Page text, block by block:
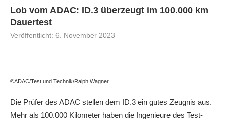
Lob vom ADAC: ID.3 überzeugt im 100.000 km
Dauertest
Veröffentlicht: 6. November 2023
©ADAC/Test und Technik/Ralph Wagner
Die Prüfer des ADAC stellen dem ID.3 ein gutes Zeugnis aus.
Mehr als 100.000 Kilometer haben die Ingenieure des Test-